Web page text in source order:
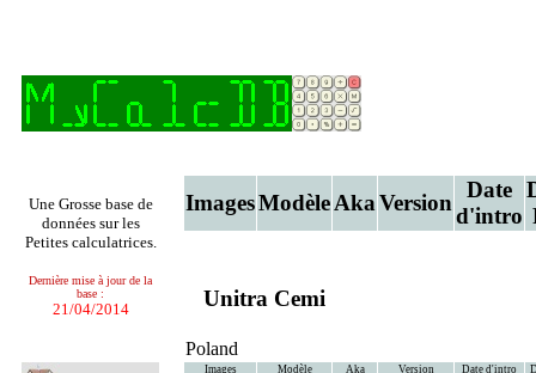
Une Grosse base de
données sur les
Petites calculatrices.
Dernière mise à jour de la
base :
21/04/2014
ImagesModèleAkaVersion
Date
d'intro
Unitra Cemi
Poland
Images Modèle Aka Version Date d'intro